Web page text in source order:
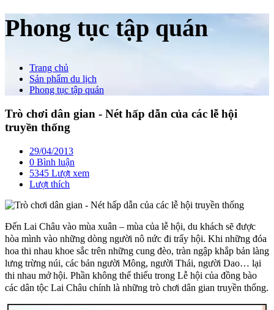
Phong tục tập quán
Trang chủ
Sản phẩm du lịch
Phong tục tập quán
Trò chơi dân gian - Nét hấp dẫn của các lễ hội
truyền thống
29/04/2013
0 Bình luận
5345 Lượt xem
Lượt thích
Đến Lai Châu vào mùa xuân – mùa của lễ hội, du khách sẽ được
hòa mình vào những dòng người nô nức đi trẩy hội. Khi những đóa
hoa thi nhau khoe sắc trên những cung đèo, tràn ngập khắp bản làng
lưng trừng núi, các bản người Mông, người Thái, người Dao… lại
thi nhau mở hội. Phần không thể thiếu trong Lễ hội của đồng bào
các dân tộc Lai Châu chính là những trò chơi dân gian truyền thống.